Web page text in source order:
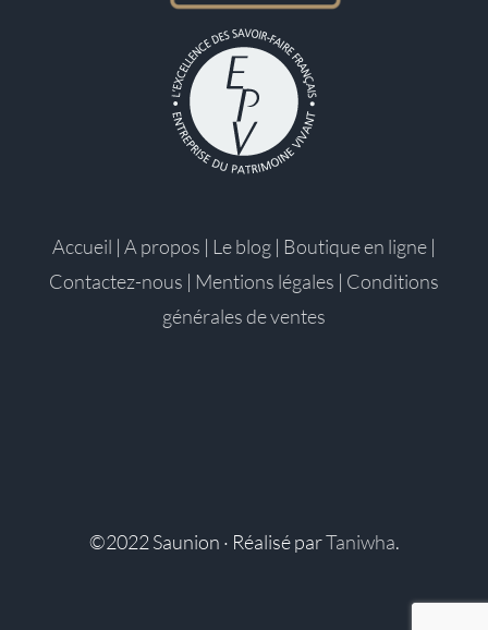
Accueil | A propos | Le blog | Boutique en ligne |
Contactez-nous | Mentions légales | Conditions
générales de ventes
©2022 Saunion · Réalisé parTaniwha.